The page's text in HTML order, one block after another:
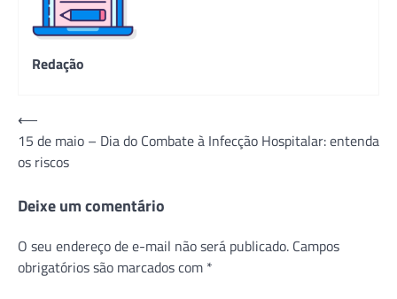
Redação
Navegação
de
Post
⟵
15 de maio – Dia do Combate à Infecção Hospitalar: entenda
os riscos
Deixe um comentário
O seu endereço de e-mail não será publicado. Campos
obrigatórios são marcados com *